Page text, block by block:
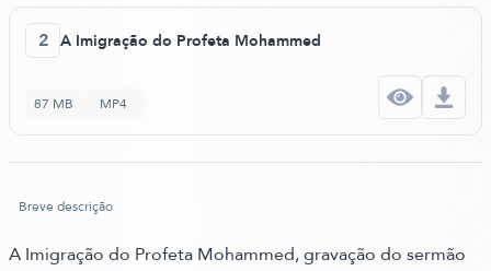
2 A Imigração do Profeta Mohammed
87 MB MP4
Breve descrição
A Imigração do Profeta Mohammed, gravação do sermão